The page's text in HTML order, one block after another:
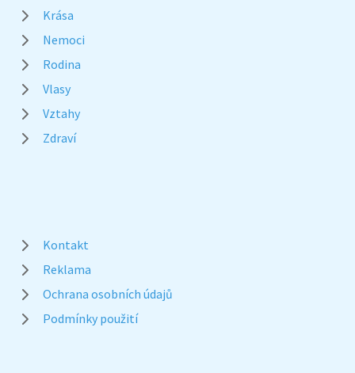
Krása
Nemoci
Rodina
Vlasy
Vztahy
Zdraví
Kontakt
Reklama
Ochrana osobních údajů
Podmínky použití